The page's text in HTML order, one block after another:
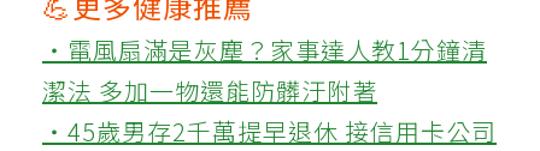
‧電風扇滿是灰塵？家事達人教1分鐘清
潔法 多加一物還能防髒汙附著
‧45歲男存2千萬提早退休 接信用卡公司